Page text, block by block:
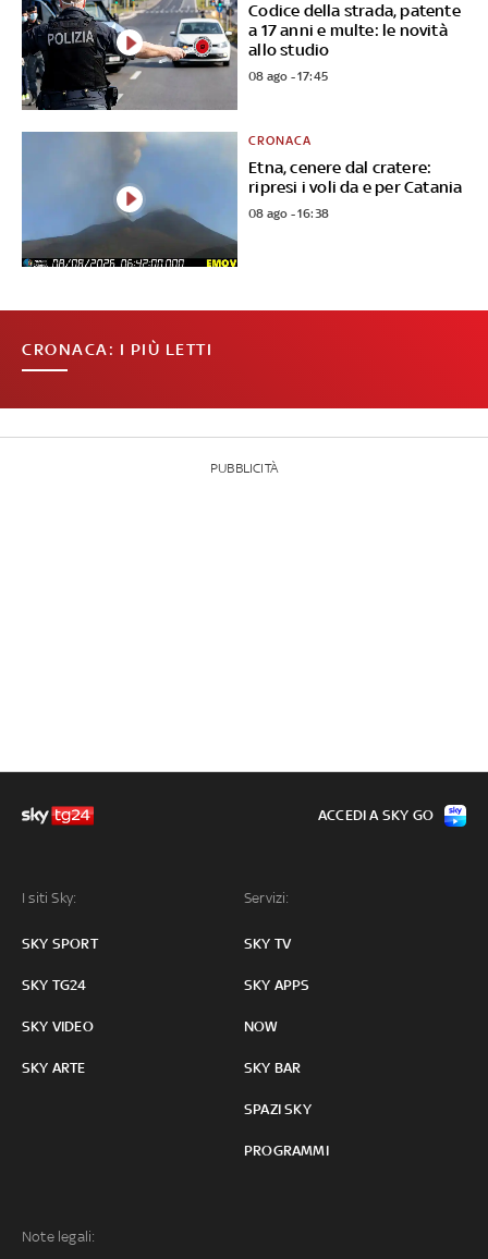
Codice della strada, patente
a 17 anni e multe: le novità
allo studio
08 ago - 17:45
Etna, cenere dal cratere:
ripresi i voli da e per Catania
CRONACA
08 ago - 16:38
CRONACA: I PIÙ LETTI
PUBBLICITÀ
I siti Sky:
SKY SPORT
SKY TG24
SKY VIDEO
SKY ARTE
Servizi:
SKY TV
SKY APPS
NOW
SKY BAR
SPAZI SKY
PROGRAMMI
Note legali:
ACCEDI A SKY GO